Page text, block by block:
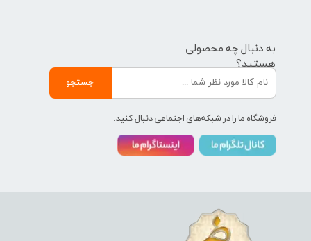
به دنبال چه محصولی
هستید؟
جستجو
فروشگاه ما را در شبکه‌های اجتماعی دنبال کنید: